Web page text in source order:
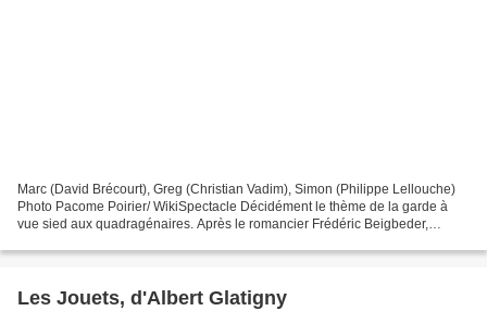
Marc (David Brécourt), Greg (Christian Vadim), Simon (Philippe Lellouche)
Photo Pacome Poirier/ WikiSpectacle Décidément le thème de la garde à
vue sied aux quadragénaires. Après le romancier Frédéric Beigbeder,
Les Jouets, d'Albert Glatigny